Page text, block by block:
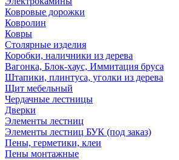
Ковровые дорожки
Ковролин
Ковры
Столярные изделия
Коробки, наличники из дерева
Вагонка, Блок-хаус, Иммитация бруса
Штапики, плинтуса, уголки из дерева
Щит мебельный
Чердачные лестницы
Дверки
Элементы лестниц
Элементы лестниц БУК (под заказ)
Пены, герметики, клеи
Пены монтажные